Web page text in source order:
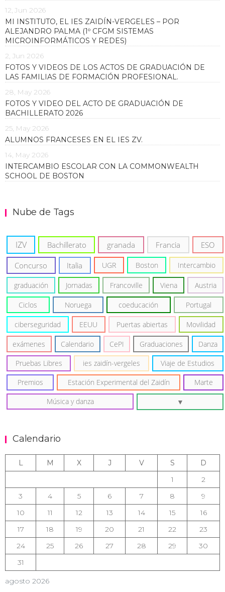
12, Jun 2026
MI INSTITUTO, EL IES ZAIDÍN-VERGELES – POR
ALEJANDRO PALMA (1º CFGM SISTEMAS
MICROINFORMÁTICOS Y REDES)
2, Jun 2026
FOTOS Y VIDEOS DE LOS ACTOS DE GRADUACIÓN DE
LAS FAMILIAS DE FORMACIÓN PROFESIONAL.
28, May 2026
FOTOS Y VIDEO DEL ACTO DE GRADUACIÓN DE
BACHILLERATO 2026
25, May 2026
ALUMNOS FRANCESES EN EL IES ZV.
14, May 2026
INTERCAMBIO ESCOLAR CON LA COMMONWEALTH
SCHOOL DE BOSTON
Nube de Tags
IZV Bachillerato granada Francia ESO
Concurso Italia UGR Boston Intercambio
graduación Jornadas Francoville Viena Austria
Ciclos Noruega coeducación Portugal
ciberseguridad EEUU Puertas abiertas Movilidad
exámenes Calendario CePI Graduaciones Danza
Pruebas Libres ies zaidín-vergeles Viaje de Estudios
Premios Estación Experimental del Zaidín Marte
Música y danza
Calendario
agosto 2026
L M X J V S
D
1
2
3
4 5 6 7 8
9
10
11 12 13 14 15
16
17
18 19 20 21 22
23
24
25 26 27 28 29
30
31